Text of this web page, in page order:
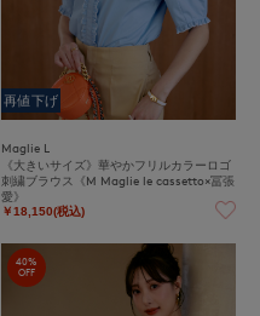
再値下げ
Maglie L
《大きいサイズ》華やかフリルカラーロゴ
刺繍ブラウス《M Maglie le cassetto×冨張
愛》
￥18,150(税込)
40%
OFF